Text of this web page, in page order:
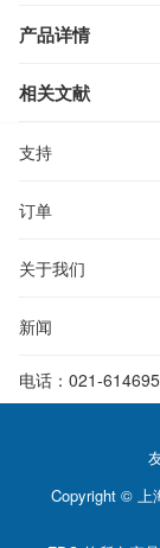
产品详情
相关文献
支持
订单
关于我们
新闻
电话： 021-
Copyright © 上